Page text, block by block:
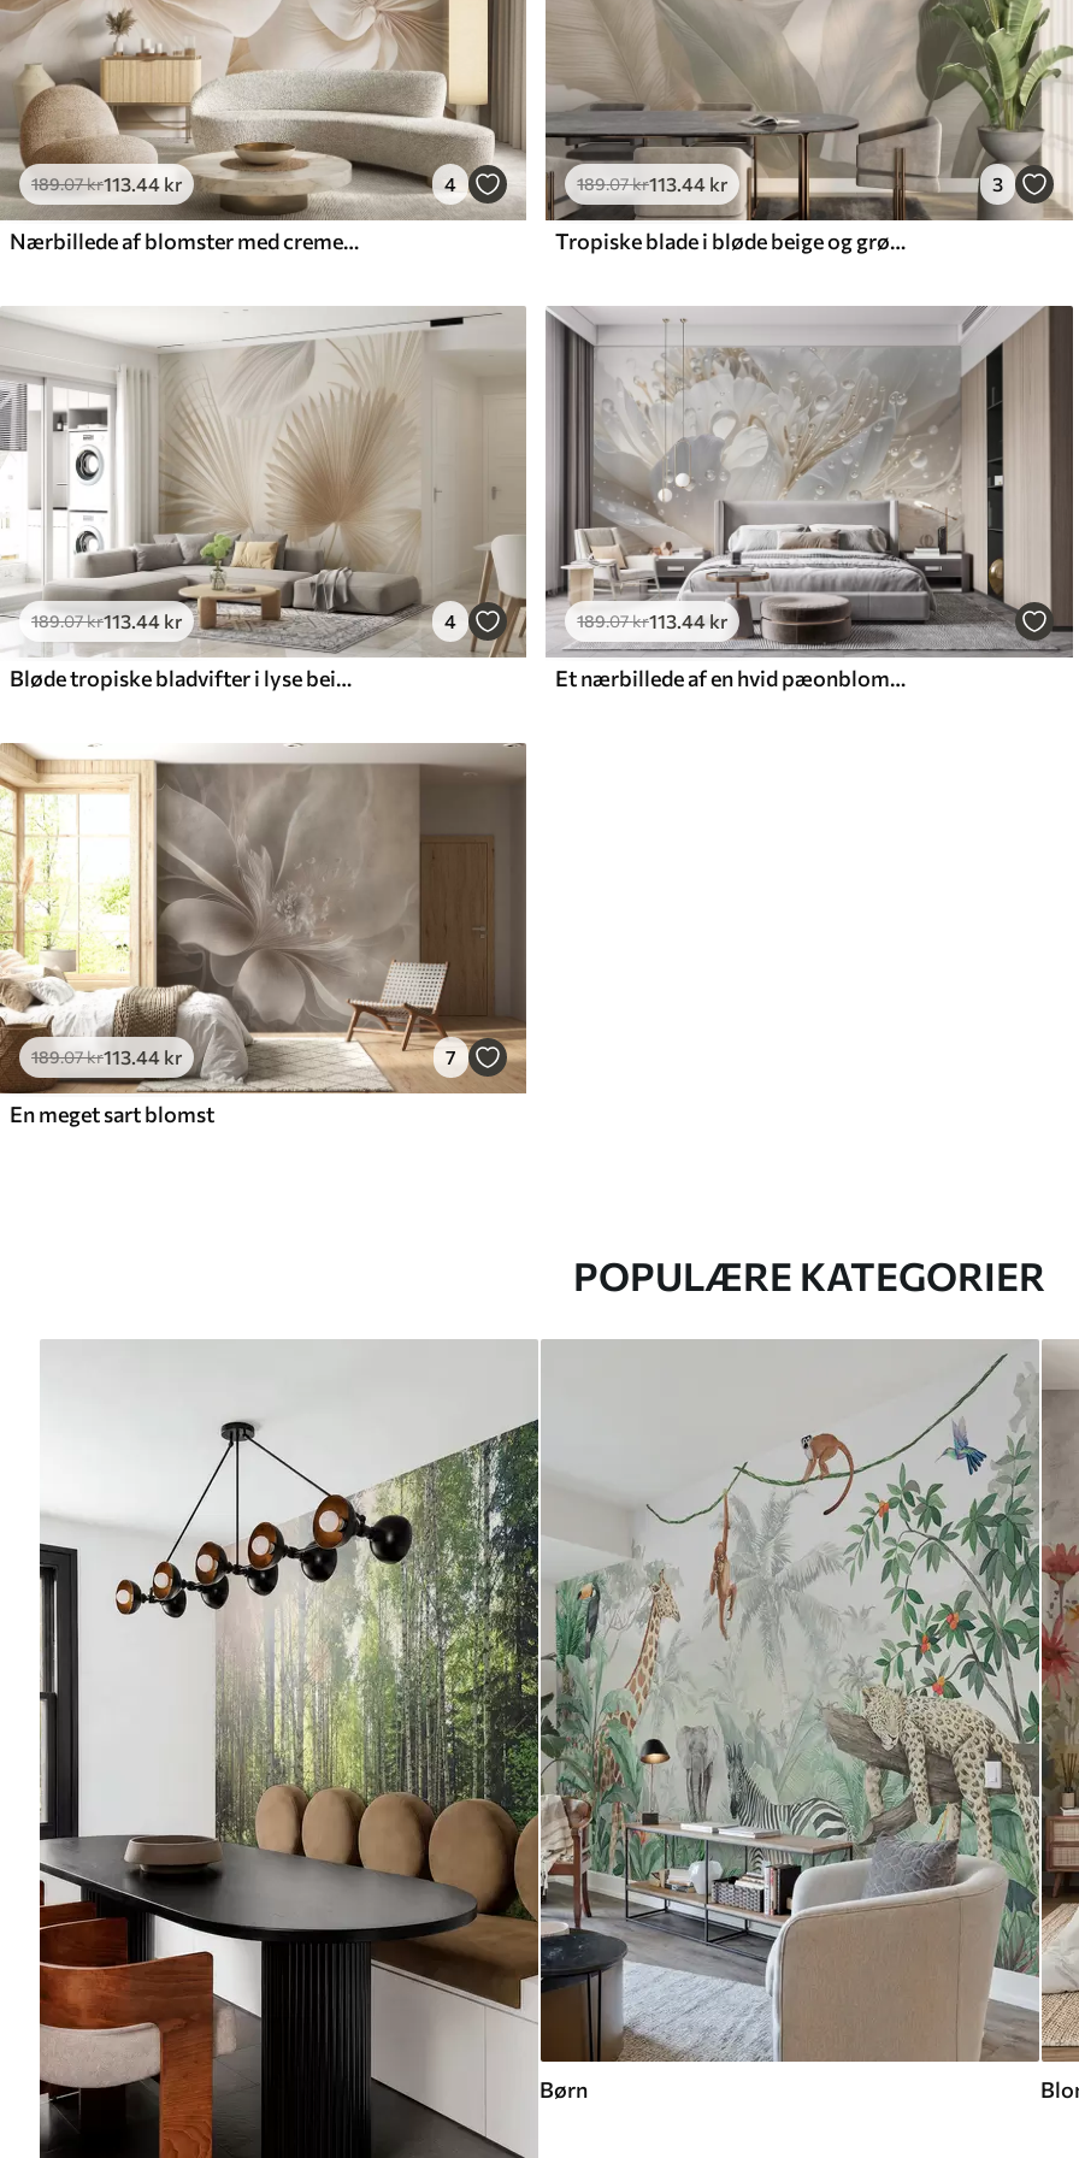
189.07kr113.44 kr 4
Nærbillede af blomster med cremet struktur og delikate, flydende kronblade, der skaber et blødt, elegant og struktureret blomsterarrangement
189.07kr113.44 kr 3
Tropiske blade i bløde beige og grønne toner med akvareleffekt og blide farveovergange
189.07kr113.44 kr 4
Bløde tropiske bladvifter i lyse beige og blålige toner
189.07kr113 .44 kr
Et nærbillede af en hvid pæonblomst med sarte kronblade og vanddråber
189.07kr113.44 kr 7
En meget sart blomst
POPULÆRE KATEGORIER
Børn